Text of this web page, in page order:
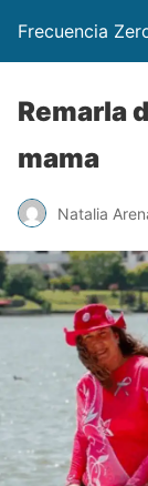
Frecuencia
Remarla
mama
Natalia